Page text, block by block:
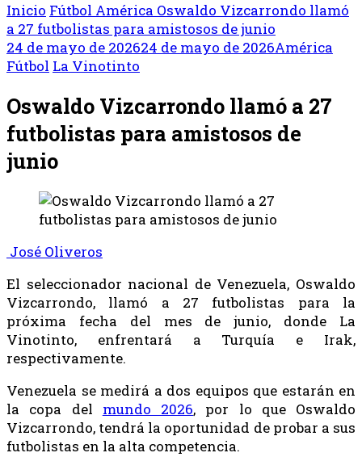
Inicio Fútbol América Oswaldo Vizcarrondo llamó
a 27 futbolistas para amistosos de junio
24 de mayo de 202624 de mayo de 2026América
Fútbol La Vinotinto
Oswaldo Vizcarrondo llamó a 27
futbolistas para amistosos de
junio
José Oliveros
El seleccionador nacional de Venezuela, Oswaldo
Vizcarrondo, llamó a 27 futbolistas para la
próxima fecha del mes de junio, donde La
Vinotinto, enfrentará a Turquía e Irak,
respectivamente.
Venezuela se medirá a dos equipos que estarán en
la copa del mundo 2026, por lo que Oswaldo
Vizcarrondo, tendrá la oportunidad de probar a sus
futbolistas en la alta competencia.